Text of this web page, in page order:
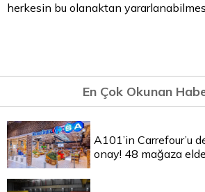
herkesin bu olanaktan
En Çok Okunan
A101’in Carrefour’u
onay! 48 mağaza